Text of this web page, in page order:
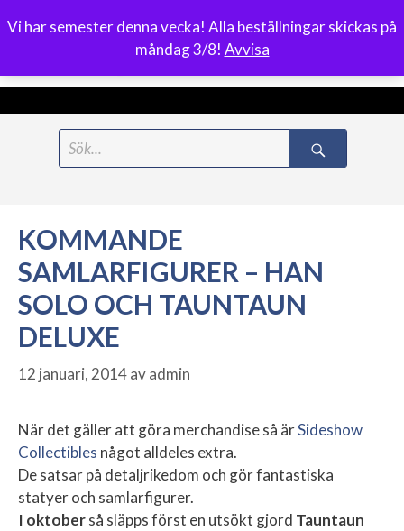
Vi har semester denna vecka! Alla beställningar skickas på
måndag 3/8! Avvisa
0
Meny
KOMMANDE
SAMLARFIGURER – HAN
SOLO OCH TAUNTAUN
DELUXE
12 januari, 2014avadmin
När det gäller att göra merchandise så ärSideshow
Collectibles något alldeles extra.
De satsar på detaljrikedom och gör fantastiska
statyer och samlarfigurer.
I oktoberså släpps först en utsökt gjord Tauntaun